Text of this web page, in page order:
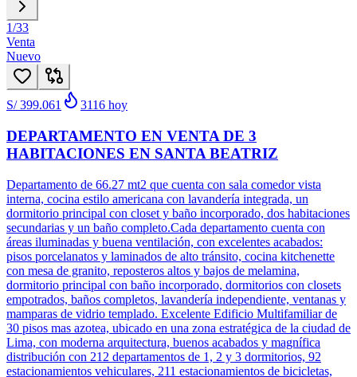
1/33
Venta
Nuevo
S/ 399.061 3116 hoy
DEPARTAMENTO EN VENTA DE 3
HABITACIONES EN SANTA BEATRIZ
Departamento de 66.27 mt2 que cuenta con sala comedor vista
interna, cocina estilo americana con lavandería integrada, un
dormitorio principal con closet y baño incorporado, dos habitaciones
secundarias y un baño completo.Cada departamento cuenta con
áreas iluminadas y buena ventilación, con excelentes acabados:
pisos porcelanatos y laminados de alto tránsito, cocina kitchenette
con mesa de granito, reposteros altos y bajos de melamina,
dormitorio principal con baño incorporado, dormitorios con closets
empotrados, baños completos, lavandería independiente, ventanas y
mamparas de vidrio templado. Excelente Edificio Multifamiliar de
30 pisos mas azotea, ubicado en una zona estratégica de la ciudad de
Lima, con moderna arquitectura, buenos acabados y magnífica
distribución con 212 departamentos de 1, 2 y 3 dormitorios, 92
estacionamientos vehiculares, 211 estacionamientos de bicicletas,